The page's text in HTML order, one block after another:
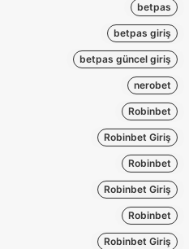
betpas
betpas giriş
betpas güncel giriş
nerobet
Robinbet
Robinbet Giriş
Robinbet
Robinbet Giriş
Robinbet
Robinbet Giriş